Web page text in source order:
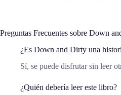
Preguntas Frecuentes sobre Down
¿Es Down and Dirty una
Sí, se puede disfrutar sin leer
¿Quién debería leer este libro?